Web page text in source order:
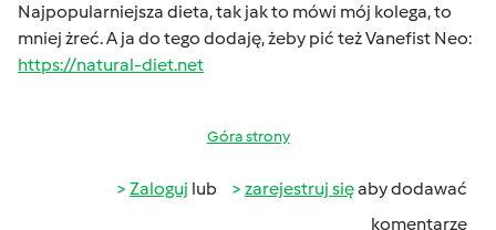
Najpopularniejsza dieta, tak jak to mówi mój kolega, to
mniej żreć. A ja do tego dodaję, żeby pić też Vanefist Neo:
https://natural-diet.net
Góra strony
Zaloguj lub zarejestruj sięaby dodawać
komentarze